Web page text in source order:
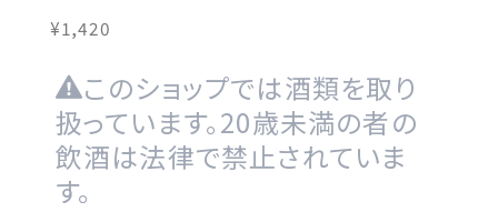
¥1,420
このショップでは酒類を取り
扱っています。20歳未満の者の
飲酒は法律で禁止されていま
す。